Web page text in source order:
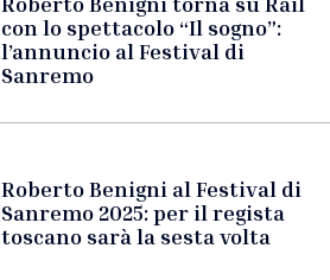
con lo spettacolo “Il sogno”:
l’annuncio al Festival di
Sanremo
Roberto Benigni al Festival di
Sanremo 2025: per il regista
toscano sarà la sesta volta